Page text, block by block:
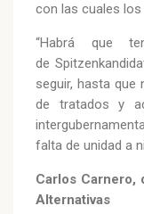
con las cuales
“Habrá que
de
seguir, hasta
de tratados y
falta de unidad a
Carlos Carnero,
Alternativas